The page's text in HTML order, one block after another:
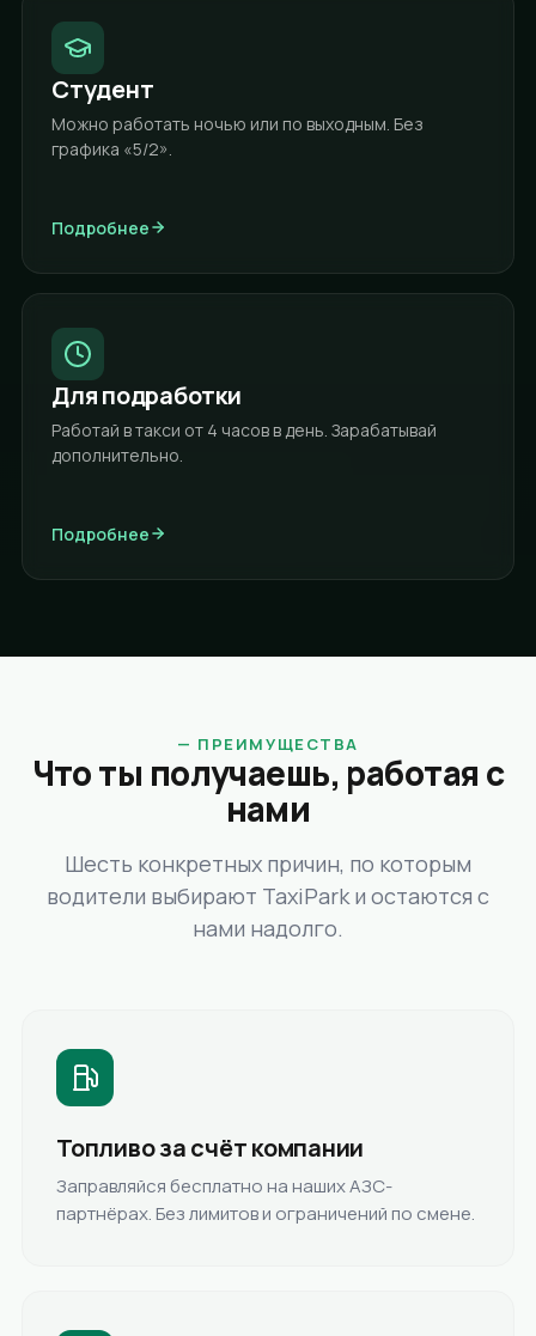
Студент
Можно работать ночью или по выходным. Без
графика «5/2».
Подробнее
Для подработки
Работай в такси от 4 часов в день. Зарабатывай
дополнительно.
Подробнее
— ПРЕИМУЩЕСТВА
Что ты получаешь, работая с
нами
Шесть конкретных причин, по которым
водители выбирают TaxiPark и остаются с
нами надолго.
Топливо за счёт компании
Заправляйся бесплатно на наших АЗС-
партнёрах. Без лимитов и ограничений по смене.